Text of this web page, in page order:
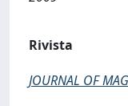
Rivista
JOURNAL OF